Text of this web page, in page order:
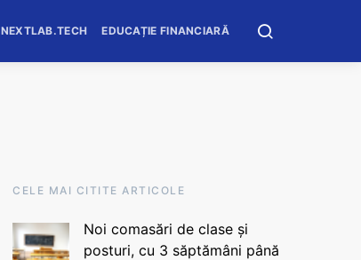
NEXTLAB.TECH EDUCAȚIE FINANCIARĂ
CELE MAI CITITE ARTICOLE
Noi comasări de clase și
posturi, cu 3 săptămâni până